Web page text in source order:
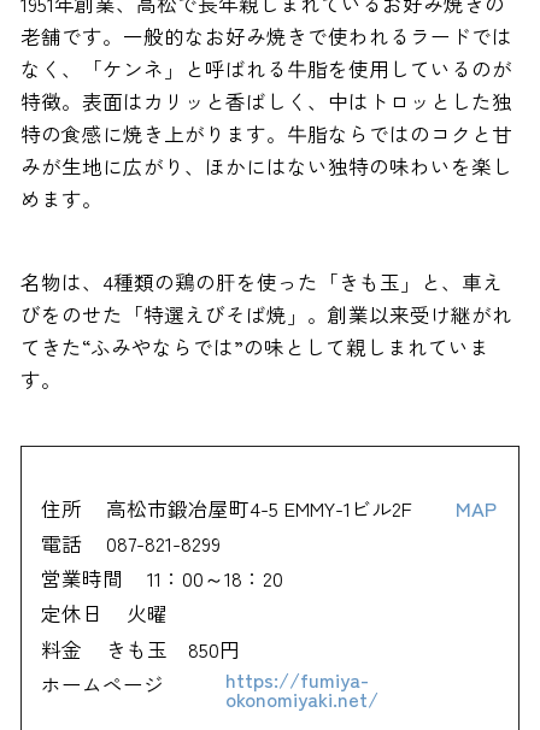
老舗です。一般的なお好み焼きで使われるラードでは
なく、「ケンネ」と呼ばれる牛脂を使用しているのが
特徴。表面はカリッと香ばしく、中はトロッとした独
特の食感に焼き上がります。牛脂ならではのコクと甘
みが生地に広がり、ほかにはない独特の味わいを楽し
めます。
名物は、4種類の鶏の肝を使った「きも玉」と、車え
びをのせた「特選えびそば焼」。創業以来受け継がれ
てきた“ふみやならでは”の味として親しまれていま
す。
住所 高松市鍛冶屋町4-5 EMMY-1ビル2F
MAP
電話
087-821-8299
営業時間
11：00～18：20
定休日
火曜
料金
きも玉 850円
ホームページ
https://fumiya-
okonomiyaki.net/